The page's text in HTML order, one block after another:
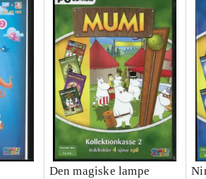
Den magiske lampe